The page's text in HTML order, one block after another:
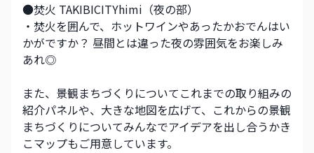
●焚火 TAKIBICITYhimi（夜の部）
・焚火を囲んで、ホットワインやあったかおでんはい
かがですか？ 昼間とは違った夜の雰囲気をお楽しみ
あれ◎
また、景観まちづくりについてこれまでの取り組みの
紹介パネルや、大きな地図を広げて、これからの景観
まちづくりについてみんなでアイデアを出し合うかき
こマップもご用意しています。